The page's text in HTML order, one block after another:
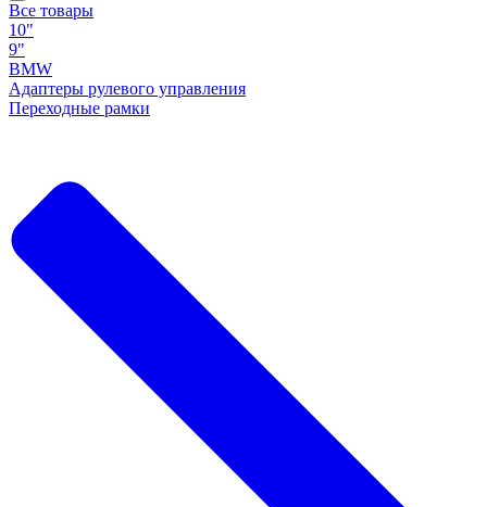
Все товары
10"
9"
BMW
Адаптеры рулевого управления
Переходные рамки